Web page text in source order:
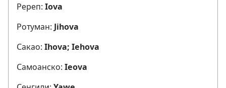
Ререп: Iova
Ротуман: Jihova
Сакао: Ihova; Iehova
Самоанско: Ieova